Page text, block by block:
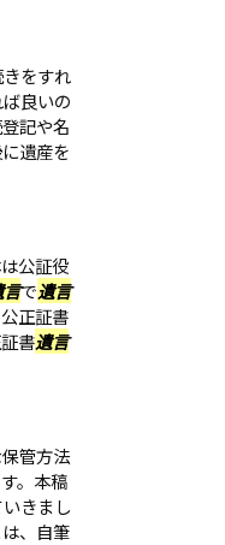
をすれ
良いの
記や名
遺産を
公証役
で遺言
正証書
書遺言
管方法
。本稿
きまし
、自筆